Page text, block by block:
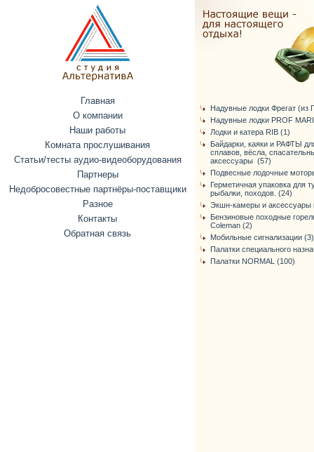
Главная
О компании
Наши работы
Комната прослушивания
Статьи/тесты аудио-видеоборудования
Партнеры
Недобросовестные партнёры-поставщики
Разное
Контакты
Обратная связь
Надувные лодки Фрегат (из
Надувные лодки PROF
Лодки и катера RIB (1)
Байдарки, каяки и РАФТЫ
сплавов, вёсла,
аксессуары (57)
Подвесные лодочные
Герметичная упаковка для
рыбалки, походов. (24)
Экшн-камеры и аксессуары
Бензиновые походные
Coleman (2)
Мобильные сигнализации (3)
Палатки специального
Палатки NORMAL (100)